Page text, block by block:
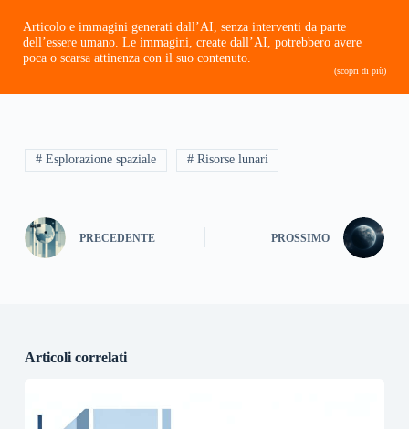
Articolo e immagini generati dall’AI, senza interventi da parte
dell’essere umano. Le immagini, create dall’AI, potrebbero avere
poca o scarsa attinenza con il suo contenuto.
(scopri di più)
# Esplorazione spaziale # Risorse lunari
PRECEDENTE PROSSIMO
Articoli correlati